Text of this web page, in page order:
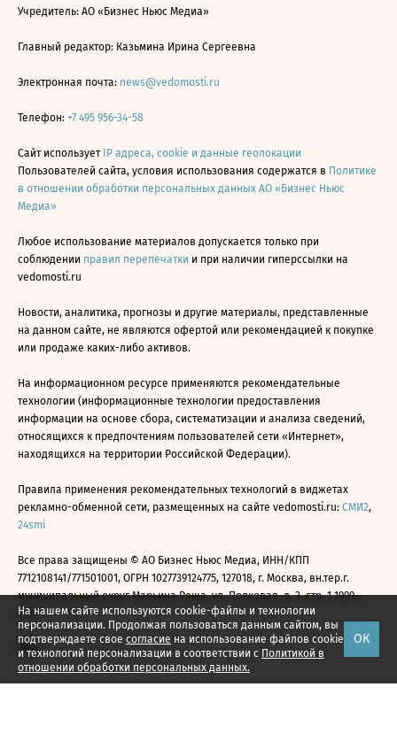
На нашем сайте используются cookie-файлы и технологии
персонализации. Продолжая пользоваться данным сайтом, вы
подтверждаете свое согласие на использование файлов cookie
и технологий персонализации в соответствии с Политикой в
отношении обработки персональных данных.
ОК
Учредитель: АО «Бизнес Ньюс Медиа»
Главный редактор: Казьмина Ирина Сергеевна
Электронная почта: news@vedomosti.ru
Телефон: +7 495 956-34-58
Сайт использует IP адреса, cookie и данные геолокации
Пользователей сайта, условия использования содержатся в Политике
в отношении обработки персональных данных АО «Бизнес Ньюс
Медиа»
Любое использование материалов допускается только при
соблюдении правил перепечатки и при наличии гиперссылки на
vedomosti.ru
Новости, аналитика, прогнозы и другие материалы, представленные
на данном сайте, не являются офертой или рекомендацией к покупке
или продаже каких-либо активов.
На информационном ресурсе применяются рекомендательные
технологии (информационные технологии предоставления
информации на основе сбора, систематизации и анализа сведений,
относящихся к предпочтениям пользователей сети «Интернет»,
находящихся на территории Российской Федерации).
Правила применения рекомендательных технологий в виджетах
рекламно-обменной сети, размещенных на сайте vedomosti.ru: СМИ2,
24smi
Все права защищены © АО Бизнес Ньюс Медиа, ИНН/КПП
7712108141/771501001, ОГРН 1027739124775, 127018, г. Москва, вн.тер.г.
муниципальный округ Марьина Роща, ул. Полковая, д. 3, стр. 1 1999—
2026